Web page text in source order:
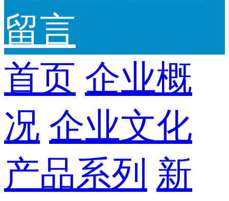
留言
首页 企业概
况 企业文化
产品系列 新